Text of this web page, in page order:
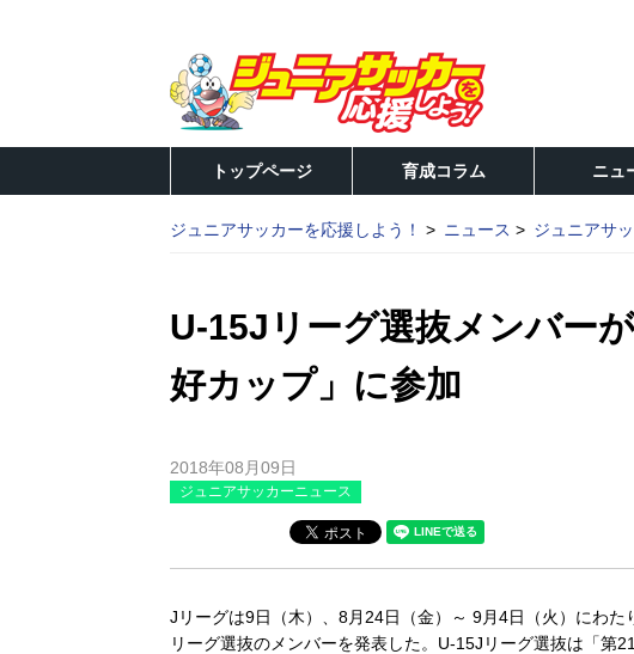
トップページ 育成コラム ニュ
ジュニアサッカーを応援しよう！ ニュース ジュニアサ
U-15Jリーグ選抜メンバー
好カップ」に参加
2018年08月09日
ジュニアサッカーニュース
Jリーグは9日（木）、8月24日（金）～ 9月4日（火）にわ
リーグ選抜のメンバーを発表した。U-15Jリーグ選抜は「第